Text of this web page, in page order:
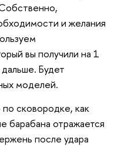
и желания
вы получили на 1
Будет
моделей.
сковородке, как
барабана отражается
после удара